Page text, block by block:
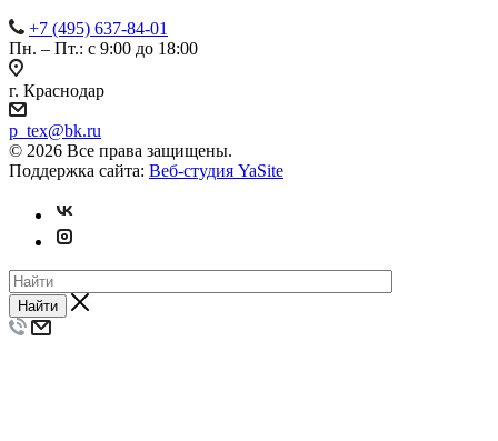
+7 (495) 637-84-01
Пн. – Пт.: с 9:00 до 18:00
г. Краснодар
p_tex@bk.ru
© 2026 Все права защищены.
Поддержка сайта: Веб-студия YaSite
Найти